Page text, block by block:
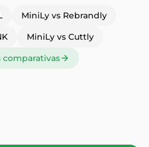
MiniLy vs Rebrandly
MiniLy vs Cuttly
comparativas